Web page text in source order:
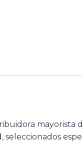
seleccionados